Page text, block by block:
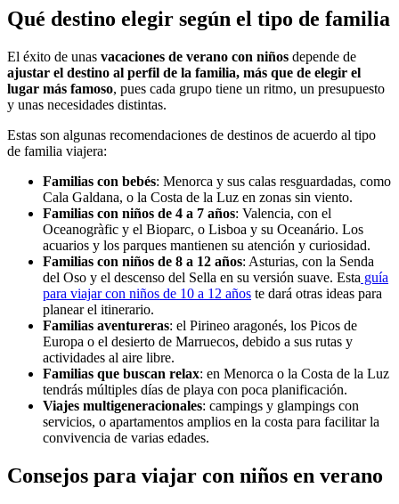
Qué destino elegir según el tipo de familia
El éxito de unas vacaciones de verano con niños depende de
ajustar el destino al perfil de la familia, más que de elegir el
lugar más famoso, pues cada grupo tiene un ritmo, un presupuesto
y unas necesidades distintas.
Estas son algunas recomendaciones de destinos de acuerdo al tipo
de familia viajera:
Familias con bebés: Menorca y sus calas resguardadas, como
Cala Galdana, o la Costa de la Luz en zonas sin viento.
Familias con niños de 4 a 7 años: Valencia, con el
Oceanogràfic y el Bioparc, o Lisboa y su Oceanário. Los
acuarios y los parques mantienen su atención y curiosidad.
Familias con niños de 8 a 12 años: Asturias, con la Senda
del Oso y el descenso del Sella en su versión suave. Esta guía
para viajar con niños de 10 a 12 años te dará otras ideas para
planear el itinerario.
Familias aventureras: el Pirineo aragonés, los Picos de
Europa o el desierto de Marruecos, debido a sus rutas y
actividades al aire libre.
Familias que buscan relax: en Menorca o la Costa de la Luz
tendrás múltiples días de playa con poca planificación.
Viajes multigeneracionales: campings y glampings con
servicios, o apartamentos amplios en la costa para facilitar la
convivencia de varias edades.
Consejos para viajar con niños en verano